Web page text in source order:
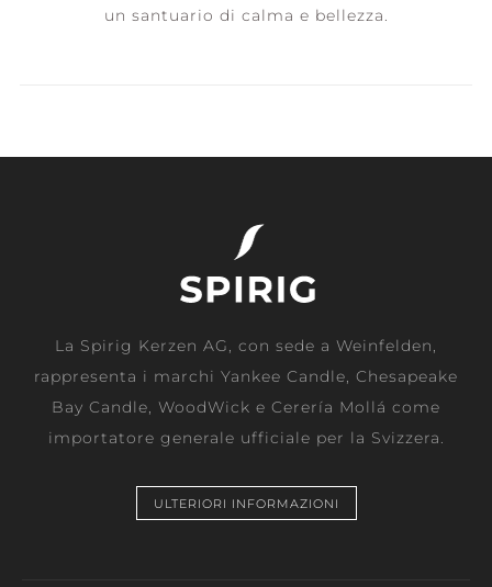
un santuario di calma e bellezza.
La Spirig Kerzen AG, con sede a Weinfelden,
rappresenta i marchi Yankee Candle, Chesapeake
Bay Candle, WoodWick e Cerería Mollá come
importatore generale ufficiale per la Svizzera.
ULTERIORI INFORMAZIONI